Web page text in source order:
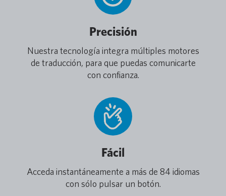
Precisión
Nuestra tecnología integra múltiples motores
de traducción, para que puedas comunicarte
con confianza.
Fácil
Acceda instantáneamente a más de 84 idiomas
con sólo pulsar un botón.